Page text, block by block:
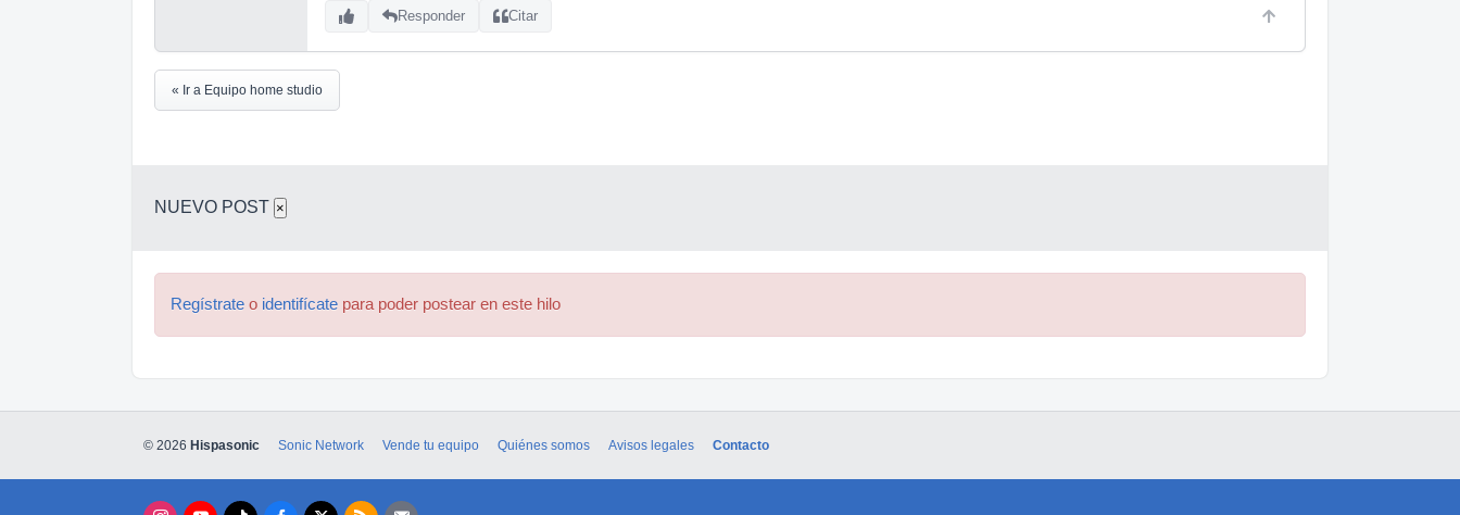
Responder Citar
« Ir a Equipo home studio
NUEVO POST ×
Regístrate o identifícate para poder postear en este hilo
© 2026 Hispasonic Sonic Network Vende tu equipo Quiénes somos Avisos legales Contacto